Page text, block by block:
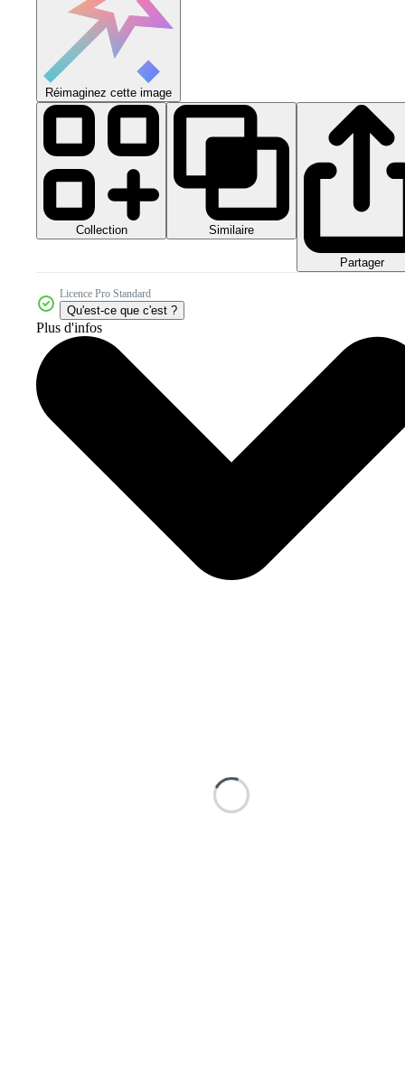
Réimaginez cette image
Collection Similaire
Partager
Licence Pro Standard
Qu'est-ce que c'est ?
Plus d'infos